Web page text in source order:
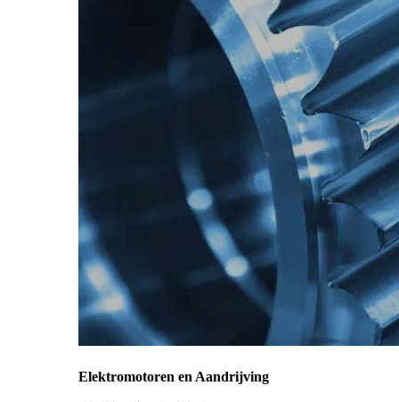
Elektromotoren en Aandrijving